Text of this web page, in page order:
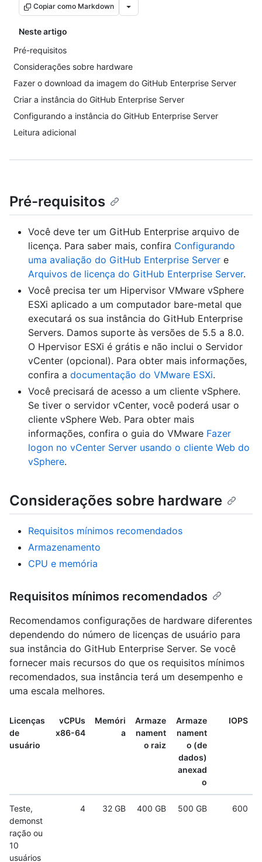
Copiar como Markdown
Neste artigo
Pré-requisitos
Considerações sobre hardware
Fazer o download da imagem do GitHub Enterprise Server
Criar a instância do GitHub Enterprise Server
Configurando a instância do GitHub Enterprise Server
Leitura adicional
Pré-requisitos
Você deve ter um GitHub Enterprise arquivo de
licença. Para saber mais, confira Configurando
uma avaliação do GitHub Enterprise Server e
Arquivos de licença do GitHub Enterprise Server.
Você precisa ter um Hipervisor VMware vSphere
ESXi aplicado a um computador bare-metal que
executará os sua instância do GitHub Enterprise
Servers. Damos suporte às versões de 5.5 a 8.0.
O Hpervisor ESXi é grátis e não inclui o Servidor
vCenter (opcional). Para obter mais informações,
confira a documentação do VMware ESXi.
Você precisará de acesso a um cliente vSphere.
Se tiver o servidor vCenter, você poderá usar o
cliente vSphere Web. Para obter mais
informações, confira o guia do VMware Fazer
logon no vCenter Server usando o cliente Web do
vSphere.
Considerações sobre hardware
Requisitos mínimos recomendados
Armazenamento
CPU e memória
Requisitos mínimos recomendados
Recomendamos configurações de hardware diferentes
dependendo do número de licenças de usuário para
sua instância do GitHub Enterprise Server. Se você
fornecer mais recursos do que os requisitos mínimos
recomendados, sua instância terá um desempenho e
uma escala melhores.
Licenças
de
usuário
vCPUs
x86-64
Memóri
a
Armaze
nament
o raiz
Armaze
nament
o (de
dados)
anexad
o
IOPS
Teste,
demonst
ração ou
10
usuários
4 32 GB 400 GB 500 GB 600